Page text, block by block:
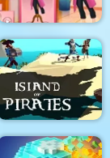
Girl Dressup Deluxe